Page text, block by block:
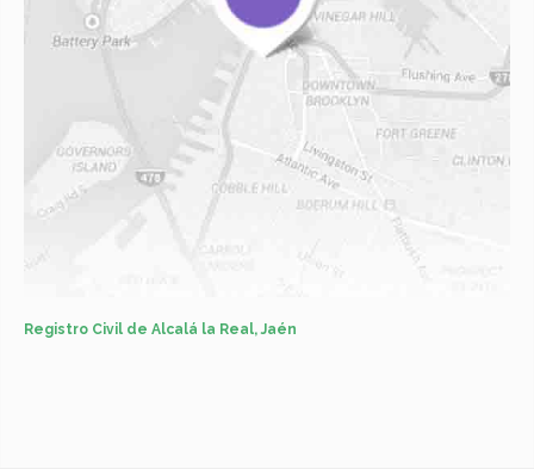
Registro Civil de Alcalá la Real, Jaén